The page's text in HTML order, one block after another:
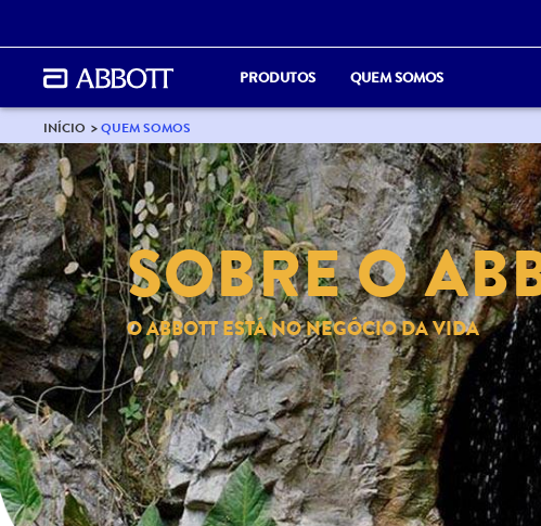
PRODUTOS QUEM SOMOS
INÍCIO QUEM SOMOS
SOBRE O
O ABBOTT ESTÁ NO NEGÓCIO DA VIDA